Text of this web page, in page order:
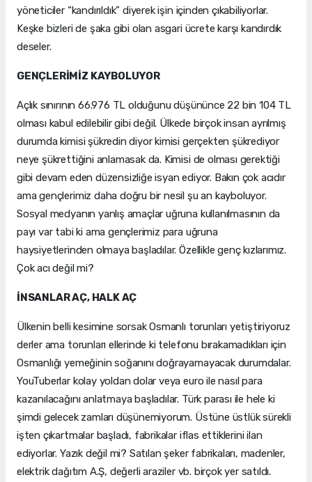
yöneticiler “kandırıldık” diyerek işin içinden çıkabiliyorlar.
Keşke bizleri de şaka gibi olan asgari ücrete karşı kandırdık
deseler.
GENÇLERİMİZ KAYBOLUYOR
Açlık sınırının 66.976 TL olduğunu düşününce 22 bin 104 TL
olması kabul edilebilir gibi değil. Ülkede birçok insan ayrılmış
durumda kimisi şükredin diyor kimisi gerçekten şükrediyor
neye şükrettiğini anlamasak da. Kimisi de olması gerektiği
gibi devam eden düzensizliğe isyan ediyor. Bakın çok acıdır
ama gençlerimiz daha doğru bir nesil şu an kayboluyor.
Sosyal medyanın yanlış amaçlar uğruna kullanılmasının da
payı var tabi ki ama gençlerimiz para uğruna
haysiyetlerinden olmaya başladılar. Özellikle genç kızlarımız.
Çok acı değil mi?
İNSANLAR AÇ, HALK AÇ
Ülkenin belli kesimine sorsak Osmanlı torunları yetiştiriyoruz
derler ama torunları ellerinde ki telefonu bırakamadıkları için
Osmanlığı yemeğinin soğanını doğrayamayacak durumdalar.
YouTuberlar kolay yoldan dolar veya euro ile nasıl para
kazanılacağını anlatmaya başladılar. Türk parası ile hele ki
şimdi gelecek zamları düşünemiyorum. Üstüne üstlük sürekli
işten çıkartmalar başladı, fabrikalar iflas ettiklerini ilan
ediyorlar. Yazık değil mi? Satılan şeker fabrikaları, madenler,
elektrik dağıtım A.Ş, değerli araziler vb. birçok yer satıldı.